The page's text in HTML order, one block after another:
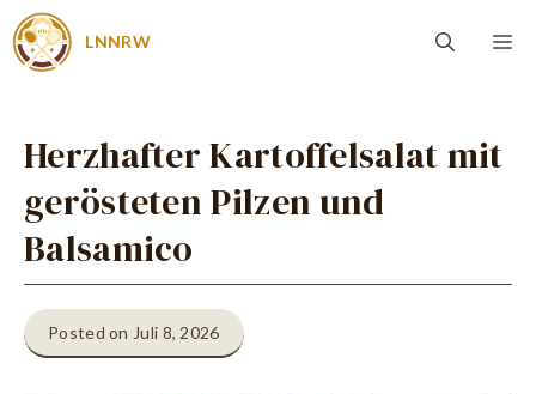
Zum
Inhalt
LNNRW
Herzhafter Kartoffelsalat mit
gerösteten Pilzen und
Balsamico
Posted on Juli 8, 2026